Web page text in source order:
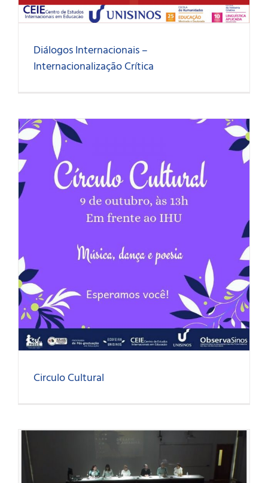
Diálogos Internacionais –
Internacionalização Crítica
Circulo Cultural